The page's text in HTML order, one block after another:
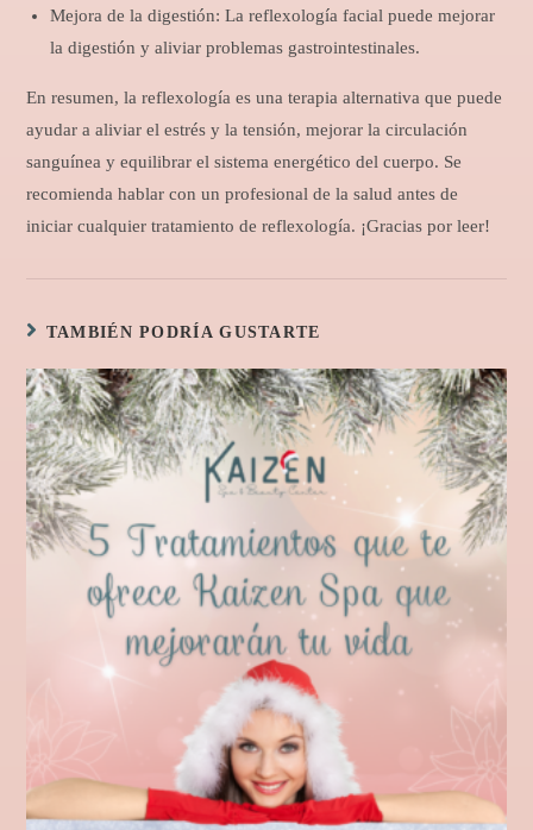
Mejora de la digestión: La reflexología facial puede mejorar
la digestión y aliviar problemas gastrointestinales.
En resumen, la reflexología es una terapia alternativa que puede
ayudar a aliviar el estrés y la tensión, mejorar la circulación
sanguínea y equilibrar el sistema energético del cuerpo. Se
recomienda hablar con un profesional de la salud antes de
iniciar cualquier tratamiento de reflexología. ¡Gracias por leer!
TAMBIÉN PODRÍA GUSTARTE